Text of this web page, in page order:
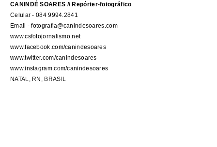
CANINDÉ SOARES // Repórter-fotográfico
Celular - 084 9994.2841
Email - fotografia@canindesoares.com
www.csfotojornalismo.net
www.facebook.com/canindesoares
www.twitter.com/canindesoares
www.instagram.com/canindesoares
NATAL, RN, BRASIL